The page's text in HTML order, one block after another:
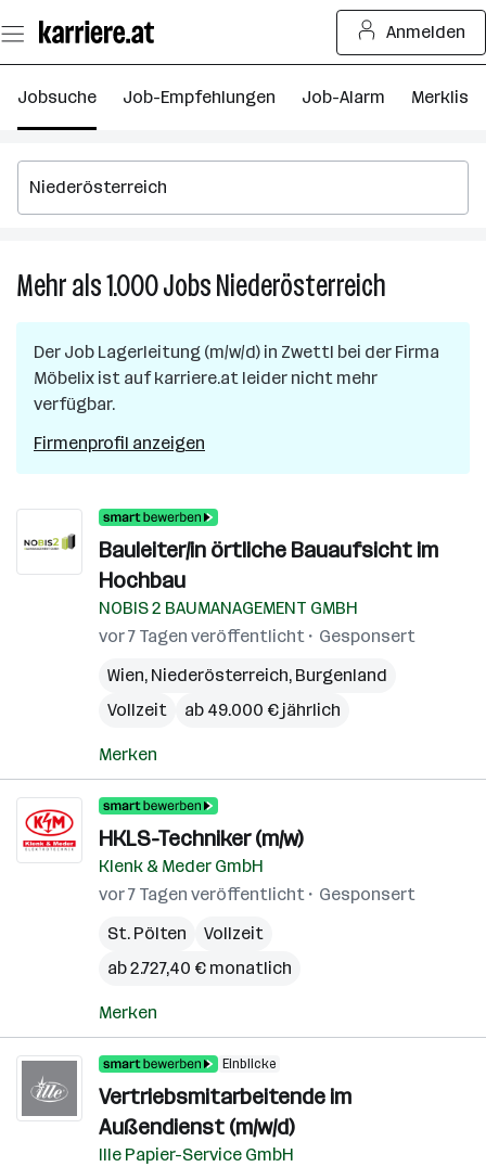
Seiteninhalt
springen
Anmelden
Jobsuche Job-Empfehlungen Job-Alarm Merkliste
Mehr als 1.000JobsNiederösterreich
Jobs
Der Job Lagerleitung (m/w/d) in Zwettl bei der Firma
Möbelix ist auf karriere.at leider nicht mehr
verfügbar.
Firmenprofil anzeigen
Bauleiter/in örtliche Bauaufsicht im
Hochbau
NOBIS 2 BAUMANAGEMENT GMBH
vor 7 Tagen veröffentlicht
Gesponsert
Wien, Niederösterreich, Burgenland
Vollzeit
ab 49.000 € jährlich
Merken
HKLS-Techniker (m/w)
Klenk & Meder GmbH
vor 7 Tagen veröffentlicht
Gesponsert
St. Pölten
Vollzeit
ab 2.727,40 € monatlich
Merken
Einblicke
Vertriebsmitarbeitende im
Außendienst (m/w/d)
Ille Papier-Service GmbH